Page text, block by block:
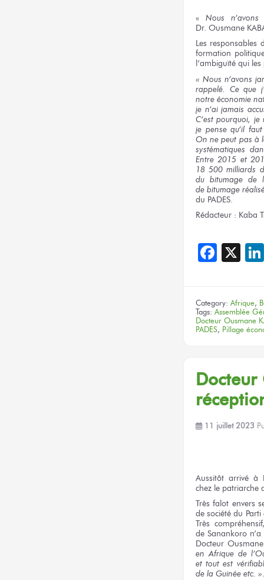
«Nous n’avons
Dr. Ousmane
Les responsables
formation
l’ambiguïté qui les
« Nous n’avons
rappelé. Ce que
notre économie
je n’aijamais
C’est pourquoi, je
je pense qu’il faut
On ne peut pas à
systématiques
Entre 2015 et
18 500 milliards
du bitumage de
de bitumage
du PADES.
Rédacteur : Kaba
X
Category: Afrique,
Tags: Assemblée
Docteur Ousmane
PADES, Pillage
Docteur
11 juillet 2023
Aussitôt arrivé à
chez le patriarche
Très falot envers
de société du Parti
Très
de Sanankoro
Docteur
en Afrique de
et tout est
de la Guinée etc. ».